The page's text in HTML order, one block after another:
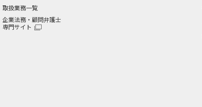
取扱業務一覧
企業法務・顧問弁護士
専門サイト